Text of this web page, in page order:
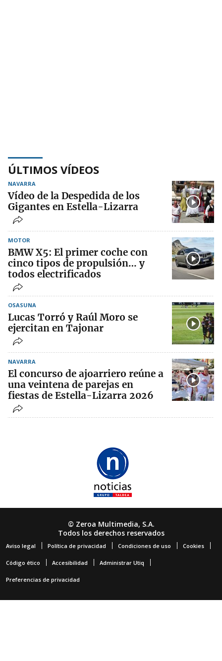
ÚLTIMOS VÍDEOS
NAVARRA
Vídeo de la Despedida de los
Gigantes en Estella-Lizarra
MOTOR
BMW X5: El primer coche con
cinco tipos de propulsión… y
todos electrificados
OSASUNA
Lucas Torró y Raúl Moro se
ejercitan en Tajonar
NAVARRA
El concurso de ajoarriero reúne a
una veintena de parejas en
fiestas de Estella-Lizarra 2026
© Zeroa Multimedia, S.A.
Todos los derechos reservados
Aviso legal Política de privacidad Condiciones de uso Cookies
Código ético Accesibilidad Administrar Utiq
Preferencias de privacidad